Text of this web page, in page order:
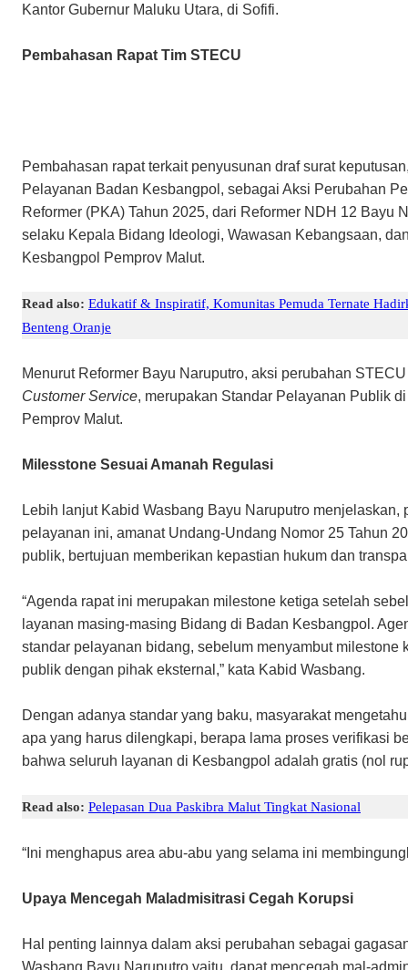
Kantor Gubernur Maluku Utara, di Sofifi.
Pembahasan Rapat Tim STECU
Pembahasan rapat terkait penyusunan draf surat
Pelayanan Badan Kesbangpol, sebagai Aksi Perubahan
Reformer (PKA) Tahun 2025, dari Reformer NDH 12 Bayu
selaku Kepala Bidang Ideologi, Wawasan Kebangsaan,
Kesbangpol Pemprov Malut.
Read also: Edukatif & Inspiratif, Komunitas Pemuda Ternate
Benteng Oranje
Menurut Reformer Bayu Naruputro, aksi perubahan
Customer Service, merupakan Standar Pelayanan Publik
Pemprov Malut.
Milesstone Sesuai Amanah Regulasi
Lebih lanjut Kabid Wasbang Bayu Naruputro menjelaskan,
pelayanan ini, amanat Undang-Undang Nomor 25 Tahun
publik, bertujuan memberikan kepastian hukum dan
“Agenda rapat ini merupakan milestone ketiga setelah
layanan masing-masing Bidang di Badan Kesbangpol.
standar pelayanan bidang, sebelum menyambut milestone
publik dengan pihak eksternal,” kata Kabid Wasbang.
Dengan adanya standar yang baku, masyarakat
apa yang harus dilengkapi, berapa lama proses verifikasi
bahwa seluruh layanan di Kesbangpol adalah gratis (nol
Read also: Pelepasan Dua Paskibra Malut Tingkat Nasional
“Ini menghapus area abu-abu yang selama ini
Upaya Mencegah Maladmisitrasi Cegah Korupsi
Hal penting lainnya dalam aksi perubahan sebagai
Wasbang Bayu Naruputro yaitu, dapat mencegah mal-